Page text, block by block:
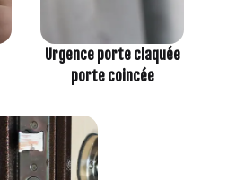
Urgence porte claquée
porte coincée